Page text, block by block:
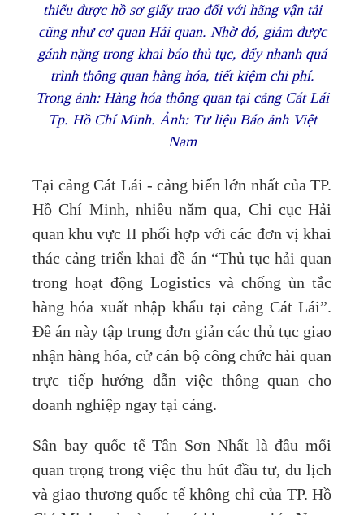
thiểu được hồ sơ giấy trao đổi với hãng vận tải
cũng như cơ quan Hải quan. Nhờ đó, giảm được
gánh nặng trong khai báo thủ tục, đẩy nhanh quá
trình thông quan hàng hóa, tiết kiệm chi phí.
Trong ảnh: Hàng hóa thông quan tại cảng Cát Lái
Tp. Hồ Chí Minh. Ảnh: Tư liệu Báo ảnh Việt
Nam
Tại cảng Cát Lái - cảng biển lớn nhất của TP.
Hồ Chí Minh, nhiều năm qua, Chi cục Hải
quan khu vực II phối hợp với các đơn vị khai
thác cảng triển khai đề án “Thủ tục hải quan
trong hoạt động Logistics và chống ùn tắc
hàng hóa xuất nhập khẩu tại cảng Cát Lái”.
Đề án này tập trung đơn giản các thủ tục giao
nhận hàng hóa, cử cán bộ công chức hải quan
trực tiếp hướng dẫn việc thông quan cho
doanh nghiệp ngay tại cảng.
Sân bay quốc tế Tân Sơn Nhất là đầu mối
quan trọng trong việc thu hút đầu tư, du lịch
và giao thương quốc tế không chỉ của TP. Hồ